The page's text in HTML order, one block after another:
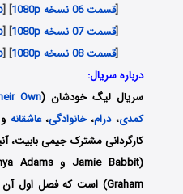
[قسمت 06 نسخه 1080p ] [
[قسمت 07 نسخه 1080p ] [
[قسمت 08 نسخه 1080p ] [
درباره سریال:
سریال لیگ خودشان (Own
کمدی،درام،خانوادگی،عاشقانه
کارگردانی مشترک جیمی بابیت،